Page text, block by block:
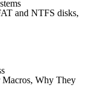
and NTFS disks,
Why They